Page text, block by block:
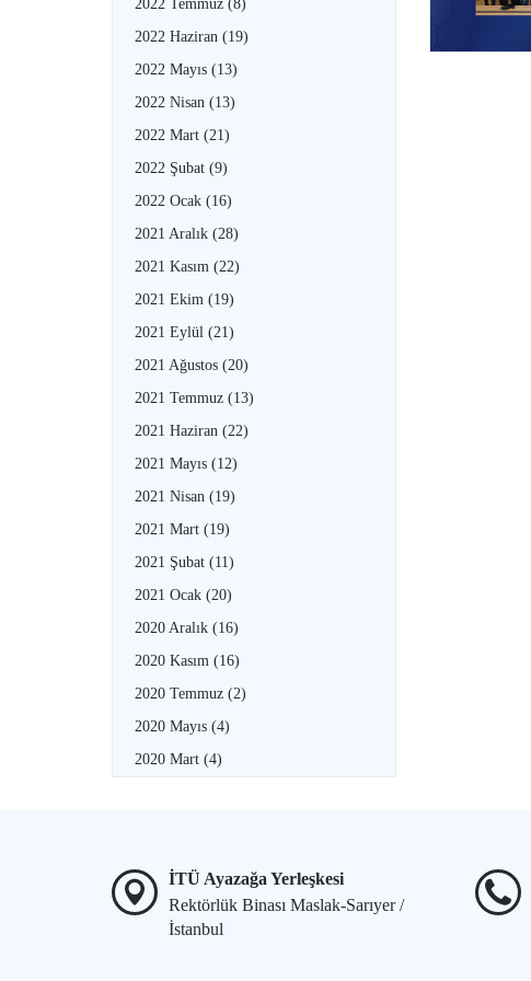
2022 Temmuz (8)
2022 Haziran (19)
2022 Mayıs (13)
2022 Nisan (13)
2022 Mart (21)
2022 Şubat (9)
2022 Ocak (16)
2021 Aralık (28)
2021 Kasım (22)
2021 Ekim (19)
2021 Eylül (21)
2021 Ağustos (20)
2021 Temmuz (13)
2021 Haziran (22)
2021 Mayıs (12)
2021 Nisan (19)
2021 Mart (19)
2021 Şubat (11)
2021 Ocak (20)
2020 Aralık (16)
2020 Kasım (16)
2020 Temmuz (2)
2020 Mayıs (4)
2020 Mart (4)
İTÜ Ayazağa Yerleşkesi
Rektörlük Binası Maslak-Sarıyer /
İstanbul